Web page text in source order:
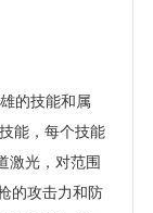
的技能和属
能，每个技能
激光，对范围
的攻击力和防